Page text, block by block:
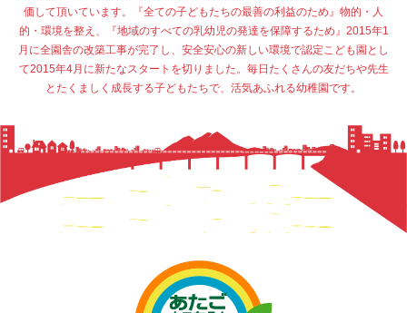
価して頂いています。『全ての子どもたちの最善の利益のため』物的・人
的・環境を整え、『地域のすべての乳幼児の発達を保障するため』2015年1
月に全園舎の改築工事が完了し、安全安心の新しい環境で認定こども園とし
て2015年4月に新たなスタートを切りました。毎日たくさんの友だちや先生
とたくましく成長する子どもたちで、活気あふれる幼稚園です。